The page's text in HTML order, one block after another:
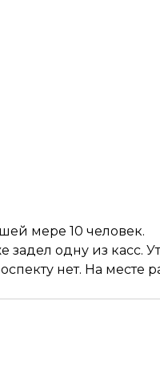
мере 10 человек.
одну из касс.
нет. На месте